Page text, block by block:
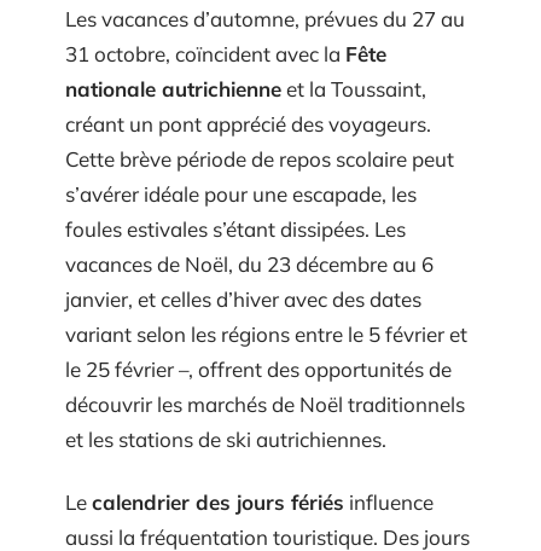
Les vacances d’automne, prévues du 27 au
31 octobre, coïncident avec la Fête
nationale autrichienneet la Toussaint,
créant un pont apprécié des voyageurs.
Cette brève période de repos scolaire peut
s’avérer idéale pour une escapade, les
foules estivales s’étant dissipées. Les
vacances de Noël, du 23 décembre au 6
janvier, et celles d’hiver avec des dates
variant selon les régions entre le 5 février et
le 25 février –, offrent des opportunités de
découvrir les marchés de Noël traditionnels
et les stations de ski autrichiennes.
Lecalendrier des jours fériés influence
aussi la fréquentation touristique. Des jours